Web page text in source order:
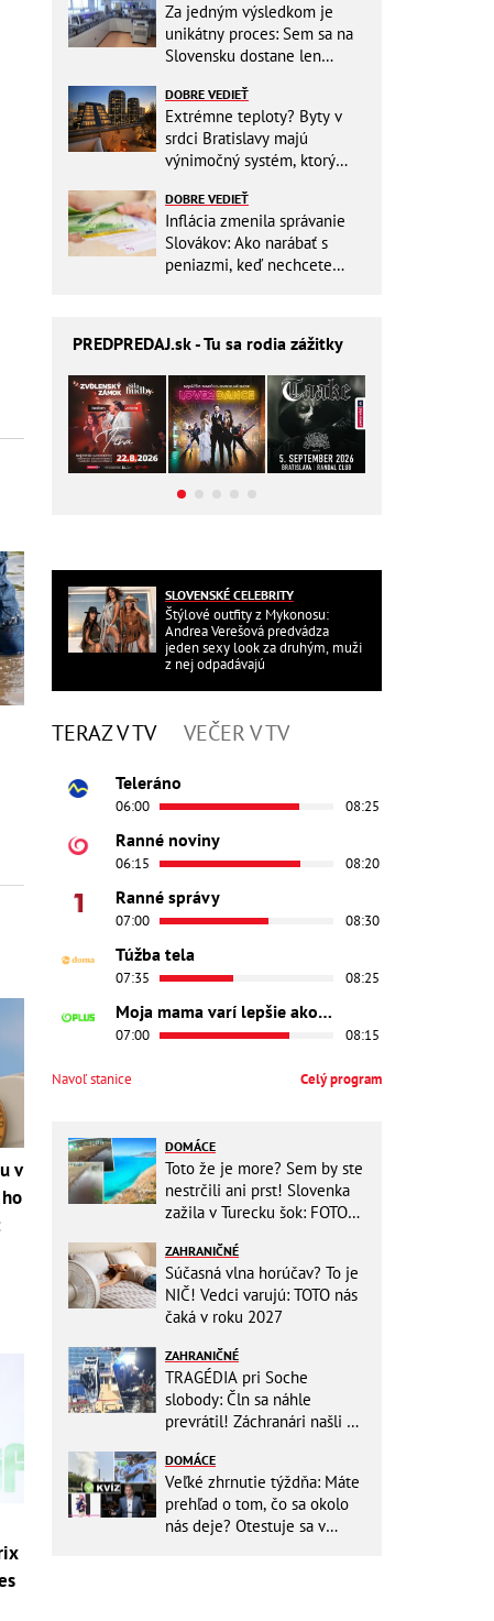
v
Za jedným výsledkom je
unikátny proces: Sem sa na
Slovensku dostane len
DOBRE VEDIEŤ
Extrémne teploty? Byty v
srdci Bratislavy majú
výnimočný systém, ktorý
DOBRE VEDIEŤ
Inflácia zmenila správanie
Slovákov: Ako narábať s
peniazmi, keď nechcete
PREDPREDAJ.sk - Tu sa rodia zážitky
SLOVENSKÉ CELEBRITY
Štýlové outfity z Mykonosu:
Andrea Verešová predvádza
jeden sexy look za druhým, muži
z nej odpadávajú
TERAZ V TV VEČER V TV
Teleráno
06:00 08:25
Ranné noviny
06:15 08:20
Ranné správy
07:00 08:30
Túžba tela
07:35 08:25
Moja mama varí lepšie ako tvoja
07:00 08:15
Navoľ stanice Celý program
DOMÁCE
Toto že je more? Sem by ste
nestrčili ani prst! Slovenka
zažila v Turecku šok: FOTO
ZAHRANIČNÉ
Súčasná vlna horúčav? To je
NIČ! Vedci varujú: TOTO nás
čaká v roku 2027
ZAHRANIČNÉ
TRAGÉDIA pri Soche
slobody: Čln sa náhle
prevrátil! Záchranári našli vo
BÁBÄTKA
DOMÁCE
Veľké zhrnutie týždňa: Máte
prehľad o tom, čo sa okolo
nás deje? Otestuje sa v